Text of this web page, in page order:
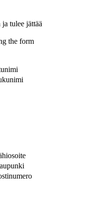
tulee jättää
the form